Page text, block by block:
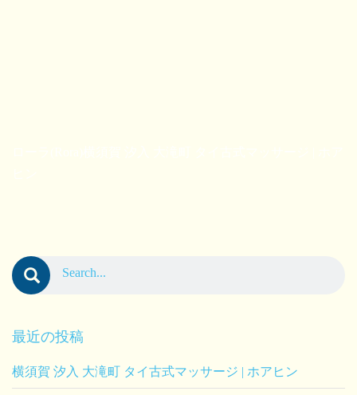
最近の投稿
横須賀 汐入 大滝町 タイ古式マッサージ | ホアヒン